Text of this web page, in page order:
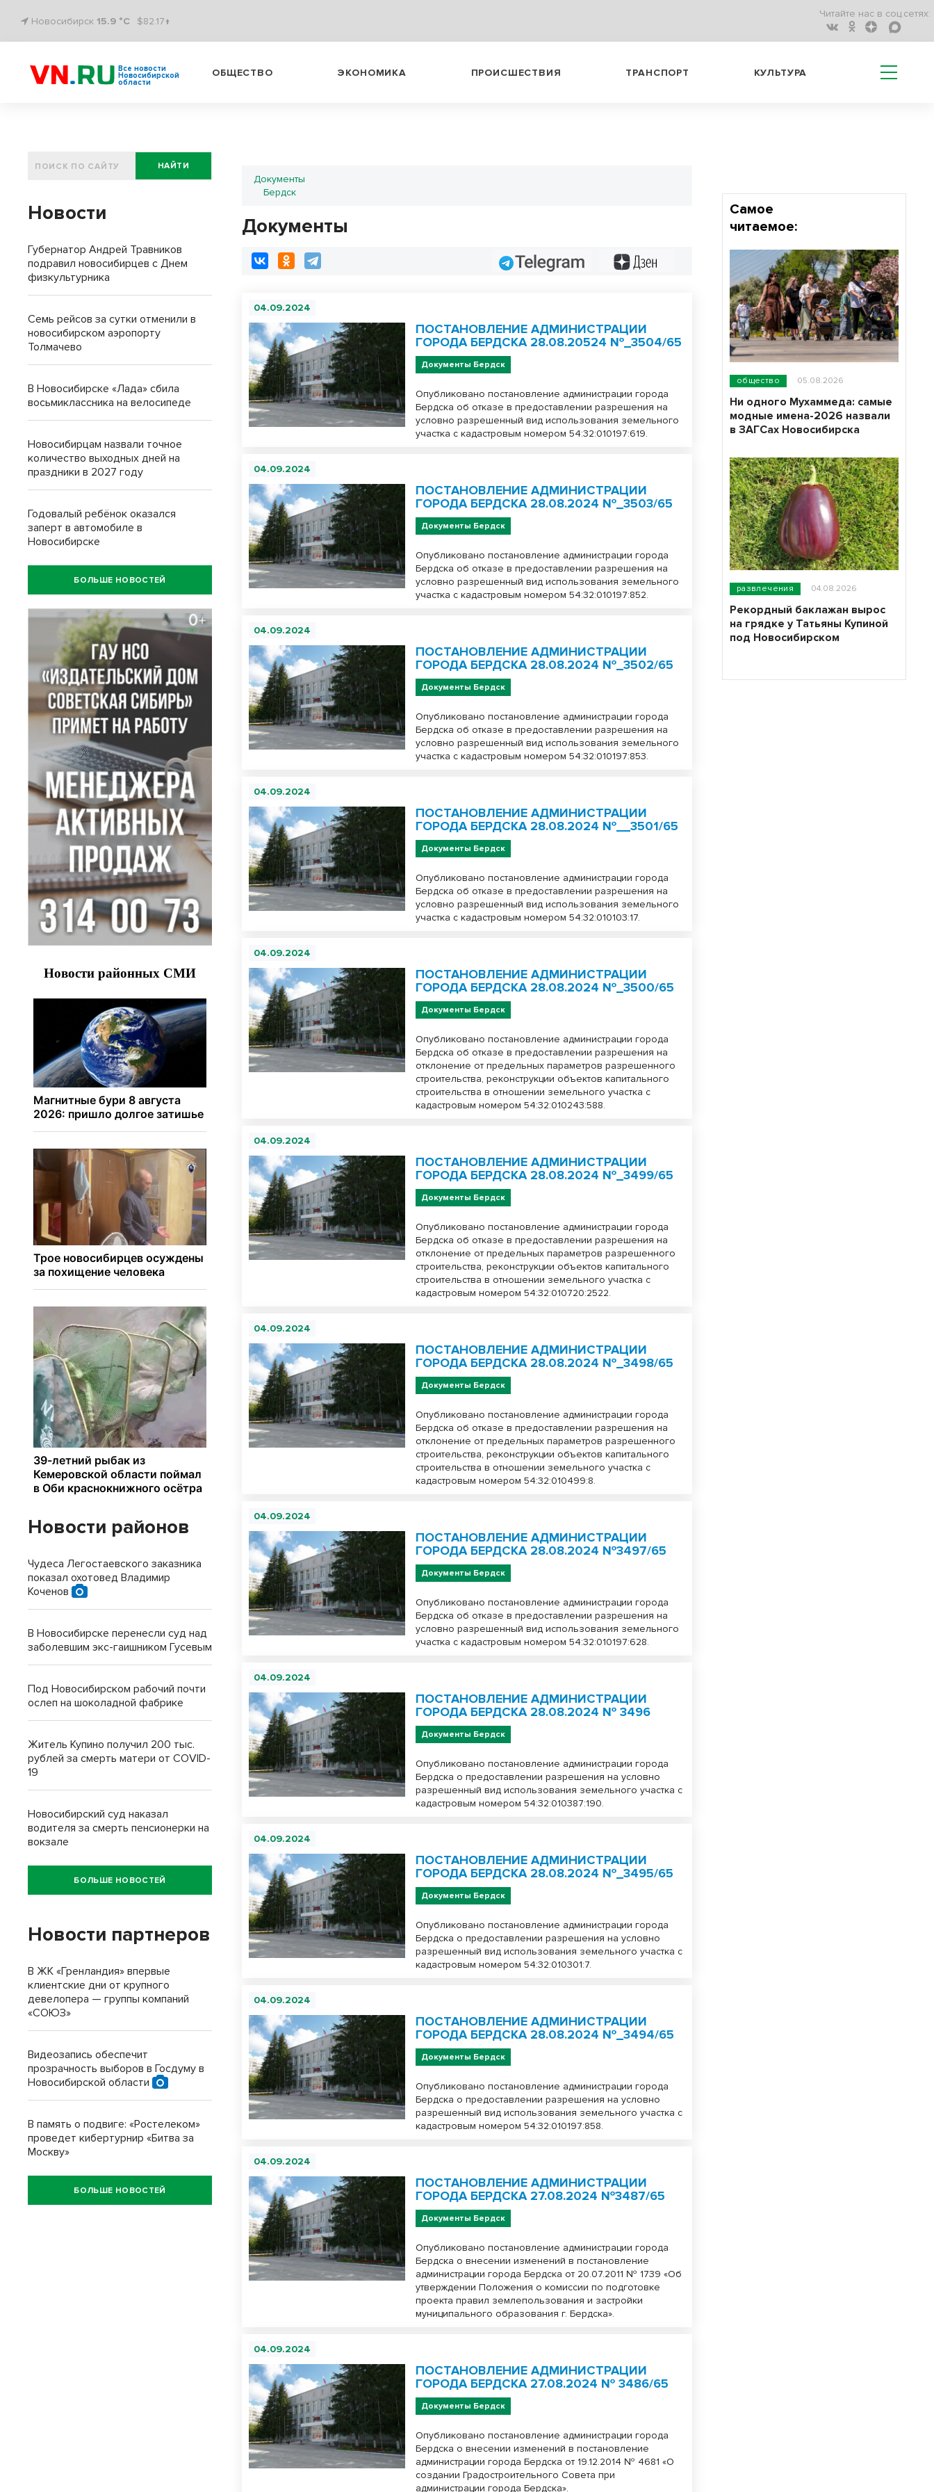
Новосибирск 15.9 °C $82.17↑
Читайте нас в соц.сетях:
Все новости
Новосибирской
области
ОБЩЕСТВО ЭКОНОМИКА ПРОИСШЕСТВИЯ ТРАНСПОРТ КУЛЬТУРА
Документы
Бердск
Документы
Telegram
04.09.2024
ПОСТАНОВЛЕНИЕ АДМИНИСТРАЦИИ
ГОРОДА БЕРДСКА 28.08.20524 №_3504/65
Документы Бердск
Опубликовано постановление администрации города
Бердска об отказе в предоставлении разрешения на
условно разрешенный вид использования земельного
участка с кадастровым номером 54:32:010197:619.
04.09.2024
ПОСТАНОВЛЕНИЕ АДМИНИСТРАЦИИ
ГОРОДА БЕРДСКА 28.08.2024 №_3503/65
Документы Бердск
Опубликовано постановление администрации города
Бердска об отказе в предоставлении разрешения на
условно разрешенный вид использования земельного
участка с кадастровым номером 54:32:010197:852.
04.09.2024
ПОСТАНОВЛЕНИЕ АДМИНИСТРАЦИИ
ГОРОДА БЕРДСКА 28.08.2024 №_3502/65
Документы Бердск
Опубликовано постановление администрации города
Бердска об отказе в предоставлении разрешения на
условно разрешенный вид использования земельного
участка с кадастровым номером 54:32:010197:853.
04.09.2024
ПОСТАНОВЛЕНИЕ АДМИНИСТРАЦИИ
ГОРОДА БЕРДСКА 28.08.2024 №__3501/65
Документы Бердск
Опубликовано постановление администрации города
Бердска об отказе в предоставлении разрешения на
условно разрешенный вид использования земельного
участка с кадастровым номером 54:32:010103:17.
04.09.2024
ПОСТАНОВЛЕНИЕ АДМИНИСТРАЦИИ
ГОРОДА БЕРДСКА 28.08.2024 №_3500/65
Документы Бердск
Опубликовано постановление администрации города
Бердска об отказе в предоставлении разрешения на
отклонение от предельных параметров разрешенного
строительства, реконструкции объектов капитального
строительства в отношении земельного участка с
кадастровым номером 54:32:010243:588.
04.09.2024
ПОСТАНОВЛЕНИЕ АДМИНИСТРАЦИИ
ГОРОДА БЕРДСКА 28.08.2024 №_3499/65
Документы Бердск
Опубликовано постановление администрации города
Бердска об отказе в предоставлении разрешения на
отклонение от предельных параметров разрешенного
строительства, реконструкции объектов капитального
строительства в отношении земельного участка с
кадастровым номером 54:32:010720:2522.
04.09.2024
ПОСТАНОВЛЕНИЕ АДМИНИСТРАЦИИ
ГОРОДА БЕРДСКА 28.08.2024 №_3498/65
Документы Бердск
Опубликовано постановление администрации города
Бердска об отказе в предоставлении разрешения на
отклонение от предельных параметров разрешенного
строительства, реконструкции объектов капитального
строительства в отношении земельного участка с
кадастровым номером 54:32:010499:8.
04.09.2024
ПОСТАНОВЛЕНИЕ АДМИНИСТРАЦИИ
ГОРОДА БЕРДСКА 28.08.2024 №3497/65
Документы Бердск
Опубликовано постановление администрации города
Бердска об отказе в предоставлении разрешения на
условно разрешенный вид использования земельного
участка с кадастровым номером 54:32:010197:628.
04.09.2024
ПОСТАНОВЛЕНИЕ АДМИНИСТРАЦИИ
ГОРОДА БЕРДСКА 28.08.2024 № 3496
Документы Бердск
Опубликовано постановление администрации города
Бердска о предоставлении разрешения на условно
разрешенный вид использования земельного участка с
кадастровым номером 54:32:010387:190.
04.09.2024
ПОСТАНОВЛЕНИЕ АДМИНИСТРАЦИИ
ГОРОДА БЕРДСКА 28.08.2024 №_3495/65
Документы Бердск
Опубликовано постановление администрации города
Бердска о предоставлении разрешения на условно
разрешенный вид использования земельного участка с
кадастровым номером 54:32:010301:7.
04.09.2024
ПОСТАНОВЛЕНИЕ АДМИНИСТРАЦИИ
ГОРОДА БЕРДСКА 28.08.2024 №_3494/65
Документы Бердск
Опубликовано постановление администрации города
Бердска о предоставлении разрешения на условно
разрешенный вид использования земельного участка с
кадастровым номером 54:32:010197:858.
04.09.2024
ПОСТАНОВЛЕНИЕ АДМИНИСТРАЦИИ
ГОРОДА БЕРДСКА 27.08.2024 №3487/65
Документы Бердск
Опубликовано постановление администрации города
Бердска о внесении изменений в постановление
администрации города Бердска от 20.07.2011 № 1739 «Об
утверждении Положения о комиссии по подготовке
проекта правил землепользования и застройки
муниципального образования г. Бердска».
04.09.2024
ПОСТАНОВЛЕНИЕ АДМИНИСТРАЦИИ
ГОРОДА БЕРДСКА 27.08.2024 № 3486/65
Документы Бердск
Опубликовано постановление администрации города
Бердска о внесении изменений в постановление
администрации города Бердска от 19.12.2014 № 4681 «О
создании Градостроительного Совета при
администрации города Бердска».
НАЙТИ
Новости
Губернатор Андрей Травников
подравил новосибирцев с Днем
физкультурника
Семь рейсов за сутки отменили в
новосибирском аэропорту
Толмачево
В Новосибирске «Лада» сбила
восьмиклассника на велосипеде
Новосибирцам назвали точное
количество выходных дней на
праздники в 2027 году
Годовалый ребёнок оказался
заперт в автомобиле в
Новосибирске
БОЛЬШЕ НОВОСТЕЙ
Новости районов
Чудеса Легостаевского заказника
показал охотовед Владимир
Коченов
В Новосибирске перенесли суд над
заболевшим экс-гаишником Гусевым
Под Новосибирском рабочий почти
ослеп на шоколадной фабрике
Житель Купино получил 200 тыс.
рублей за смерть матери от COVID-
19
Новосибирский суд наказал
водителя за смерть пенсионерки на
вокзале
БОЛЬШЕ НОВОСТЕЙ
Новости партнеров
В ЖК «Гренландия» впервые
клиентские дни от крупного
девелопера — группы компаний
«СОЮЗ»
Видеозапись обеспечит
прозрачность выборов в Госдуму в
Новосибирской области
В память о подвиге: «Ростелеком»
проведет кибертурнир «Битва за
Москву»
БОЛЬШЕ НОВОСТЕЙ
Самое
читаемое:
общество 05.08.2026
Ни одного Мухаммеда: самые
модные имена-2026 назвали
в ЗАГСах Новосибирска
развлечения 04.08.2026
Рекордный баклажан вырос
на грядке у Татьяны Купиной
под Новосибирском